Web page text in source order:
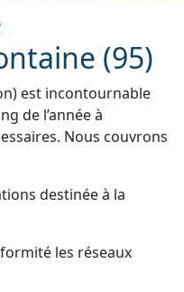
(95)
est incontournable
de l’année à
Nous couvrons
destinée à la
les réseaux